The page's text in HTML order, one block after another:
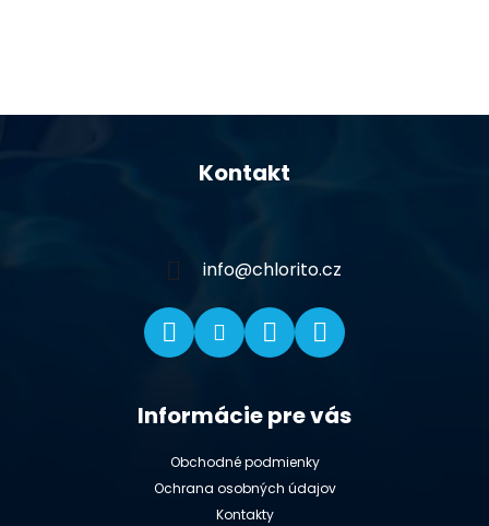
Kontakt
info@chlorito.cz
Informácie pre vás
Obchodné podmienky
Ochrana osobných údajov
Kontakty